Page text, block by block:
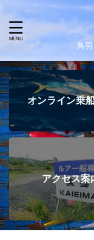
鳥
オンライン乗
アクセス案